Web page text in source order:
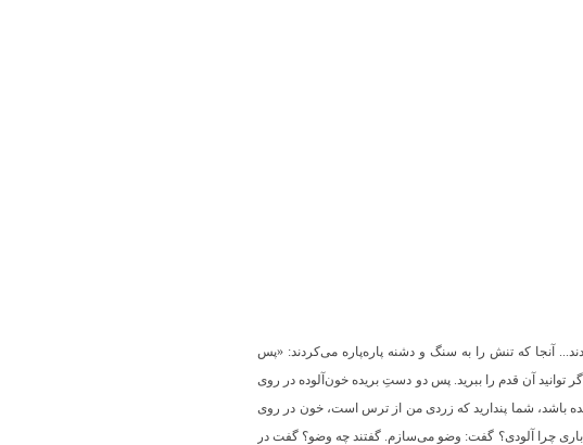
آنجا که تنش را به سنگ و دشنه پاره‌پاره می‌کردند: «پس
آن قدم را ببرید. پس دو دستِ بریده خون‌آلوده در روی
باشد، شما پندارید که زردی من از ترس است، خون در روی
چرا آلودی؟ گفت: وضو می‌سازم. گفتند چه وضو؟ گفت در